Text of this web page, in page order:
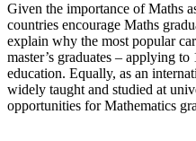
Given the importance of Maths
countries encourage Maths
explain why the most popular
master’s graduates – applying
education. Equally, as an
widely taught and studied at
opportunities for Mathematics